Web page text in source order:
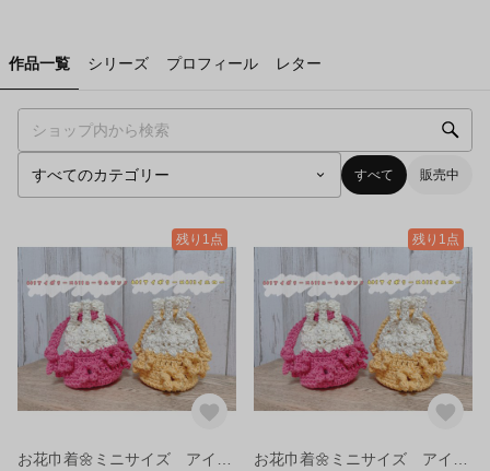
作品一覧 シリーズ プロフィール レター
すべて 販売中
残り1点 残り1点